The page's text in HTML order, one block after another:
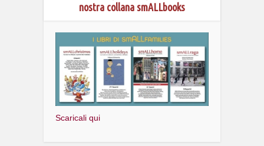
nostra collana smALLbooks
Scaricali qui